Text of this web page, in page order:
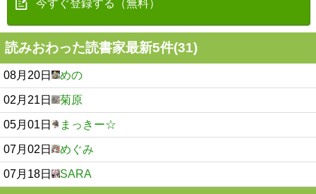
今すぐ登録する（無料）
読みおわった読書家最新5件(31)
08月20日 めの
02月21日 菊原
05月01日 まっきー☆
07月02日 めぐみ
07月18日 SARA